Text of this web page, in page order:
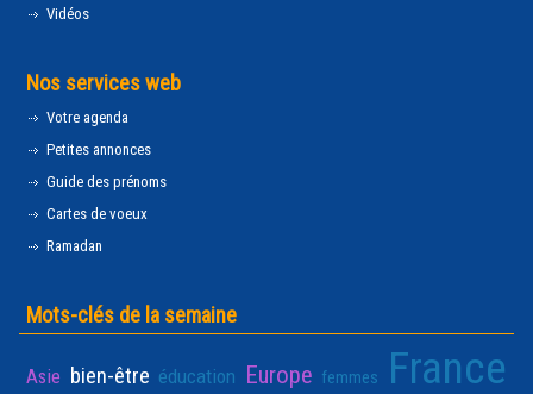
Vidéos
Nos services web
Votre agenda
Petites annonces
Guide des prénoms
Cartes de voeux
Ramadan
Mots-clés de la semaine
Asie bien-être éducation Europe femmes France